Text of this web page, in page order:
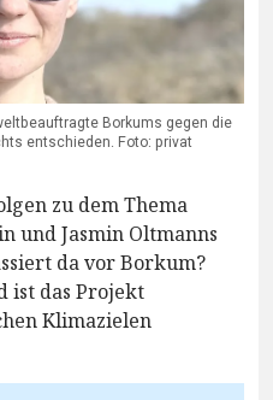
Borkums gegen die
entschieden. Foto: privat
zu dem Thema
und Jasmin Oltmanns
da vor Borkum?
ist das Projekt
Klimazielen